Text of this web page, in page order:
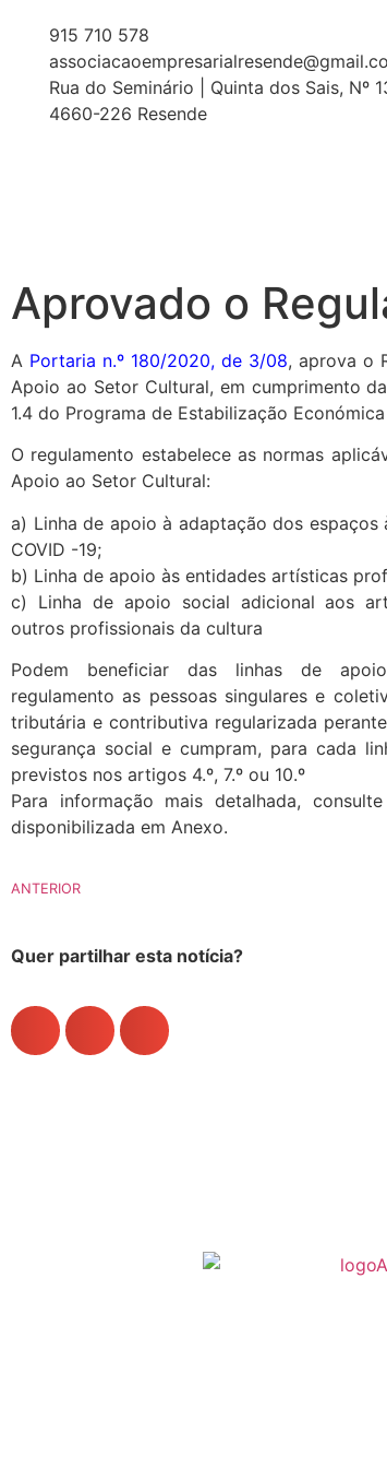
915 710 578
Rua do Seminário | Quinta dos Sais, Nº
4660-226 Resende
Aprovado o
A Portaria n.º 180/2020, de 3/08, aprova o
Apoio ao Setor Cultural, em cumprimento
1.4 do Programa de Estabilização
O regulamento estabelece as normas
Apoio ao Setor Cultural:
a) Linha de apoio à adaptação dos espaços
COVID -19;
b) Linha de apoio às entidades artísticas
c) Linha de apoio social adicional aos
outros profissionais da cultura
Podem beneficiar das linhas de
regulamento as pessoas singulares e
tributária e contributiva regularizada
segurança social e cumpram, para cada
previstos nos artigos 4.º, 7.º ou 10.º
Para informação mais detalhada,
disponibilizada em Anexo.
ANTERIOR
Quer partilhar esta notícia?